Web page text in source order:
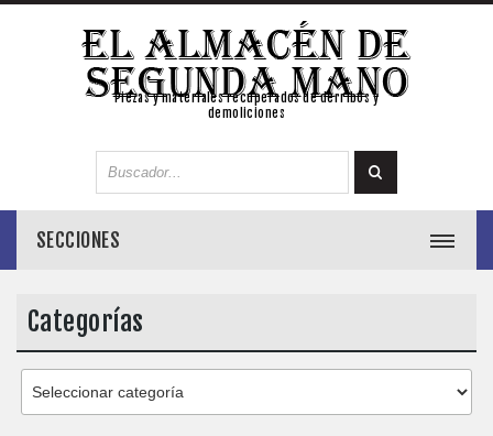
Piezas y materiales recuperados de derribos y
demoliciones
SECCIONES
Categorías